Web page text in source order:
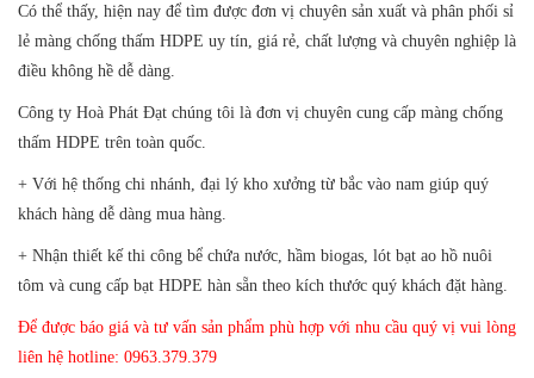
Có thể thấy, hiện nay để tìm được đơn vị chuyên sản xuất và phân phối sỉ
lẻ màng chống thấm HDPE uy tín, giá rẻ, chất lượng và chuyên nghiệp là
điều không hề dễ dàng.
Công ty Hoà Phát Đạt chúng tôi là đơn vị chuyên cung cấp màng chống
thấm HDPE trên toàn quốc.
+ Với hệ thống chi nhánh, đại lý kho xưởng từ bắc vào nam giúp quý
khách hàng dễ dàng mua hàng.
+ Nhận thiết kế thi công bể chứa nước, hầm biogas, lót bạt ao hồ nuôi
tôm và cung cấp bạt HDPE hàn sẵn theo kích thước quý khách đặt hàng.
Để được báo giá và tư vấn sản phẩm phù hợp với nhu cầu quý vị vui lòng
liên hệ hotline: 0963.379.379